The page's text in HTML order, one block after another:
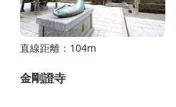
直線距離：104m
金剛證寺